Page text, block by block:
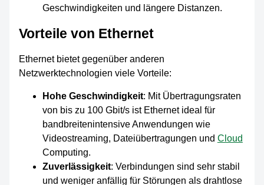
Geschwindigkeiten und längere Distanzen.
Vorteile von Ethernet
Ethernet bietet gegenüber anderen
Netzwerktechnologien viele Vorteile:
Hohe Geschwindigkeit: Mit Übertragungsraten
von bis zu 100 Gbit/s ist Ethernet ideal für
bandbreitenintensive Anwendungen wie
Videostreaming, Dateiübertragungen und Cloud
Computing.
Zuverlässigkeit: Verbindungen sind sehr stabil
und weniger anfällig für Störungen als drahtlose